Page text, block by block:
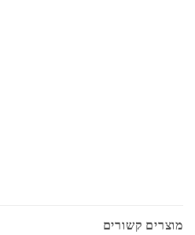
מוצרים קשורים